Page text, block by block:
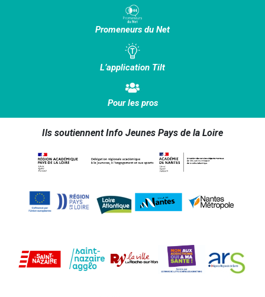
Promeneurs du Net
L’application Tilt
Pour les pros
Ils soutiennent Info Jeunes Pays de la Loire